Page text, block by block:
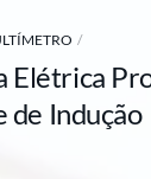
Elétrica
de Indução